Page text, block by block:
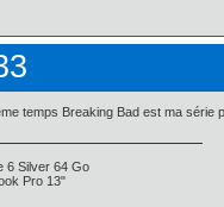
temps Breaking Bad est ma série
6 Silver 64 Go
Pro 13"